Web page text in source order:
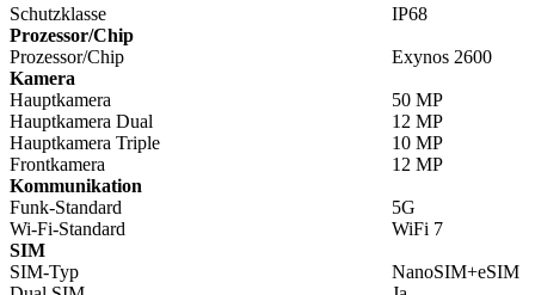
Schutzklasse
IP68
Prozessor/Chip
Prozessor/Chip
Exynos 2600
Kamera
Hauptkamera
50 MP
Hauptkamera Dual
12 MP
Hauptkamera Triple
10 MP
Frontkamera
12 MP
Kommunikation
Funk-Standard
5G
Wi-Fi-Standard
WiFi 7
SIM
SIM-Typ
NanoSIM+eSIM